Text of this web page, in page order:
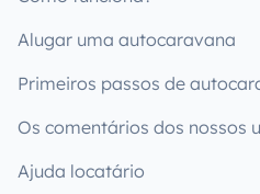
Alugar uma autocaravana
Primeiros passos de
Os comentários dos nossos
Ajuda locatário